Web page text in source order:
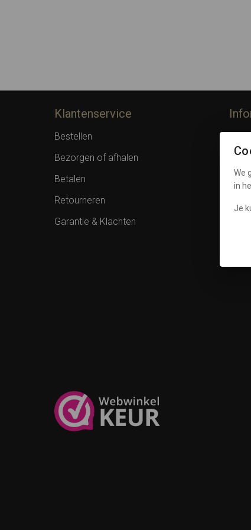
Klantenservice
Bestellen
Bezorgen of afhalen
Betalen
Retourneren
Garantie & Klachten
We
in
Je